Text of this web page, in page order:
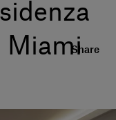
MiamiShare